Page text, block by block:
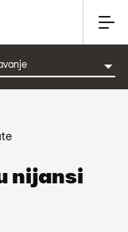
nijansi